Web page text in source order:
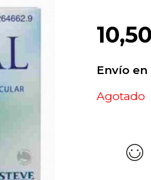
10,50
Envío en
Agotado